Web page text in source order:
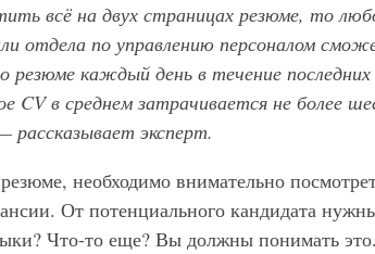
всё на двух страницах резюме, то
отдела по управлению персоналом
каждый день в течение
CVв среднем затрачивается не более
рассказывает эксперт.
необходимо внимательно
От потенциального кандидата
Что-то еще? Вы должны понимать это.